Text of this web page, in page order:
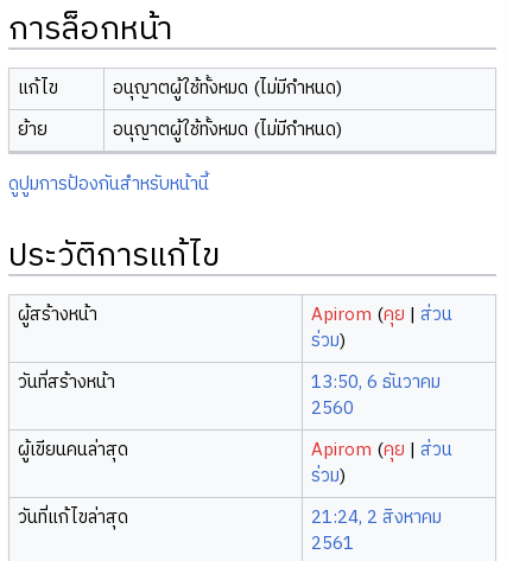
การล็อกหน้า
แก้ไข
อนุญาตผู้ใช้ทั้งหมด (ไม่มีกำหนด)
ย้าย
อนุญาตผู้ใช้ทั้งหมด (ไม่มีกำหนด)
ดูปูมการป้องกันสำหรับหน้านี้
ประวัติการแก้ไข
ผู้สร้างหน้า Apirom (คุย |ส่วน
ร่วม)
วันที่สร้างหน้า
13:50, 6 ธันวาคม
2560
ผู้เขียนคนล่าสุด
Apirom (คุย |ส่วน
ร่วม)
วันที่แก้ไขล่าสุด
21:24, 2 สิงหาคม
2561